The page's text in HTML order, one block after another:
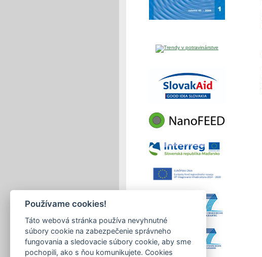
Používame cookies!
Táto webová stránka používa nevyhnutné
súbory cookie na zabezpečenie správneho
fungovania a sledovacie súbory cookie, aby sme
pochopili, ako s ňou komunikujete. Cookies